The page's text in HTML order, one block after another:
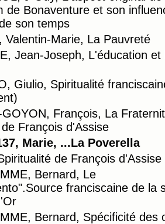
de Bonaventure et son
son temps
Valentin-Marie, La Pauvreté
Jean-Joseph, L'éducation et
Giulio, Spiritualité
GOYON, François, La
François d'Assise
Marie, ...La Poverella
de François d'Assise
Bernard, Le
franciscaine de la
Bernard, Spécificité des